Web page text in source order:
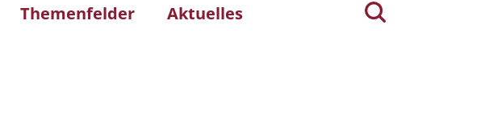
Themenfelder Aktuelles